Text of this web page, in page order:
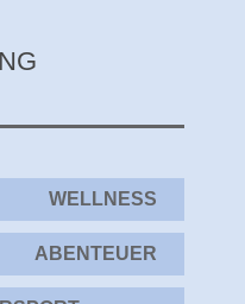
WELLNESS
ABENTEUER